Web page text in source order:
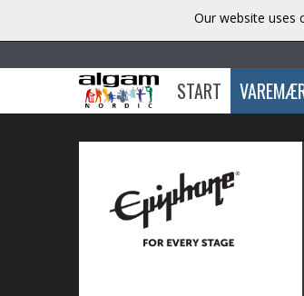
START
Our website uses